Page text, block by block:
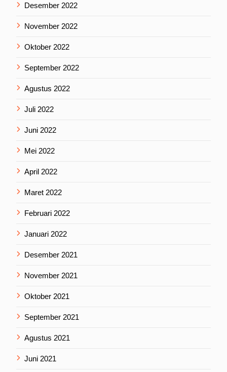
Desember 2022
November 2022
Oktober 2022
September 2022
Agustus 2022
Juli 2022
Juni 2022
Mei 2022
April 2022
Maret 2022
Februari 2022
Januari 2022
Desember 2021
November 2021
Oktober 2021
September 2021
Agustus 2021
Juni 2021